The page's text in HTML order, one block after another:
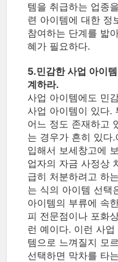
템을 취급하는 업종
련 아이템에 대한 정
참여하는 단계를 밟
혜가 필요하다.
5.민감한 사업 아이
계하라.
사업 아이템에도 민
사업 아이템이 있다.
어느 정도 존재하고
는 경우가 흔히 있다
입해서 보세창고에
업자의 자금 사정상
급히 처분하려고 하
는 식의 아이템 선택
아이템의 부류에 속
피 전문점이나 포화
런 예이다. 이런 사
템으로 느껴질지 모
선택하면 막차를 타